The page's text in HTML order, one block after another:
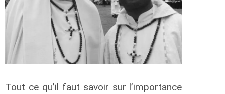
Tout ce qu’il faut savoir sur l’importance